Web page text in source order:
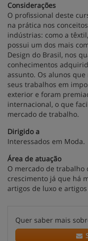
Considerações
O profissional deste
na prática nos
indústrias: como a
possui um dos mais
Design do Brasil, nos
conhecimentos
assunto. Os alunos
seus trabalhos em
exterior e foram
internacional, o que
mercado de trabalho.
Dirigido a
Interessados em Moda.
Área de atuação
O mercado de trabalho
crescimento já que há
artigos de luxo e
Quer saber mais